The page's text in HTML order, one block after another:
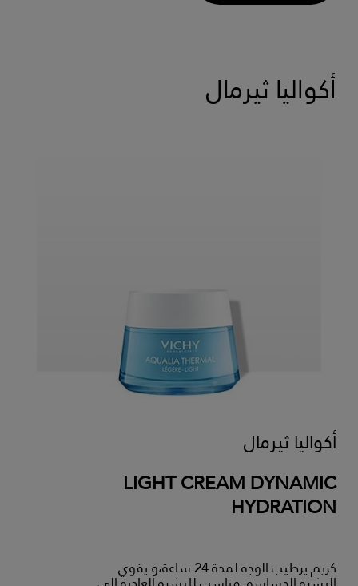
أكواليا ثيرمال
أكواليا ثيرمال
LIGHT CREAM DYNAMIC
HYDRATION
كريم يرطيب الوجه لمدة 24 ساعة،و يقوي